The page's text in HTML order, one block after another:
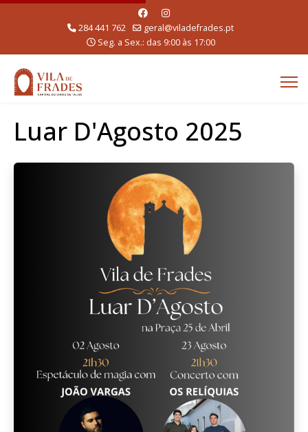
284 441 762
geral@viladefrades.pt
Seg. a Sex.: das 9:00 às 17:00
Luar D'Agosto 2025